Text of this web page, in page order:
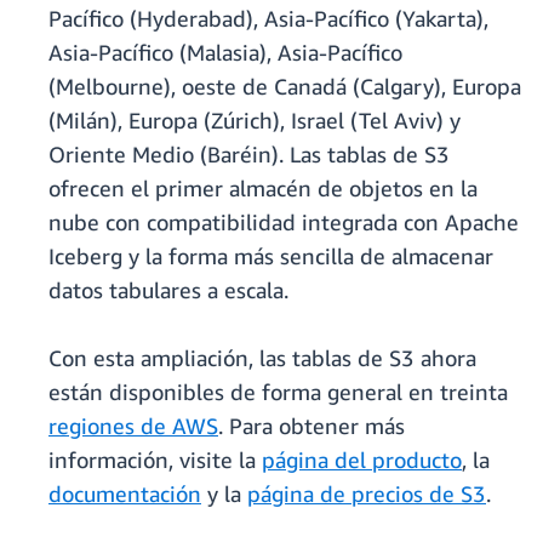
Pacífico (Hyderabad), Asia-Pacífico (Yakarta),
Asia-Pacífico (Malasia), Asia-Pacífico
(Melbourne), oeste de Canadá (Calgary), Europa
(Milán), Europa (Zúrich), Israel (Tel Aviv) y
Oriente Medio (Baréin). Las tablas de S3
ofrecen el primer almacén de objetos en la
nube con compatibilidad integrada con Apache
Iceberg y la forma más sencilla de almacenar
datos tabulares a escala.
Con esta ampliación, las tablas de S3 ahora
están disponibles de forma general en treinta
regiones de AWS. Para obtener más
información, visite la página del producto, la
documentación y la página de precios de S3.